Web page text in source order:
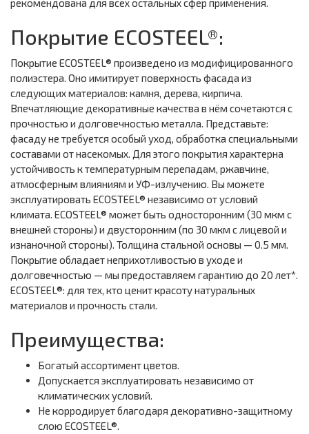
рекомендована для всех остальных сфер применения.
Покрытие ECOSTEEL®:
Покрытие ECOSTEEL® произведено из модифицированного
полиэстера. Оно имитирует поверхность фасада из
следующих материалов: камня, дерева, кирпича.
Впечатляющие декоративные качества в нём сочетаются с
прочностью и долговечностью металла. Представьте:
фасаду не требуется особый уход, обработка специальными
составами от насекомых. Для этого покрытия характерна
устойчивость к температурным перепадам, ржавчине,
атмосферным влияниям и УФ-излучению. Вы можете
эксплуатировать ECOSTEEL® независимо от условий
климата. ECOSTEEL® может быть односторонним (30 мкм с
внешней стороны) и двусторонним (по 30 мкм с лицевой и
изнаночной стороны). Толщина стальной основы — 0.5 мм.
Покрытие обладает неприхотливостью в уходе и
долговечностью — мы предоставляем гарантию до 20 лет*.
ECOSTEEL®: для тех, кто ценит красоту натуральных
материалов и прочность стали.
Преимущества:
Богатый ассортимент цветов.
Допускается эксплуатировать независимо от
климатических условий.
Не корродирует благодаря декоративно-защитному
слою ECOSTEEL®.